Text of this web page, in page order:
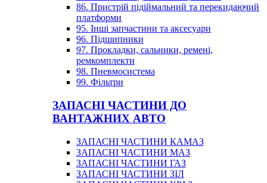
86. Пристрій підіймальний та перекидаючий
платформи
95. Інші запчастини та аксесуари
96. Підшипники
97. Прокладки, сальники, ремені,
ремкомплекти
98. Пневмосистема
99. Фільтри
ЗАПАСНІ ЧАСТИНИ ДО
ВАНТАЖНИХ АВТО
ЗАПАСНІ ЧАСТИНИ КАМАЗ
ЗАПАСНІ ЧАСТИНИ МАЗ
ЗАПАСНІ ЧАСТИНИ ГАЗ
ЗАПАСНІ ЧАСТИНИ ЗІЛ